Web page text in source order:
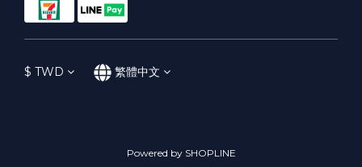
$ TWD 繁體中文
Powered by SHOPLINE